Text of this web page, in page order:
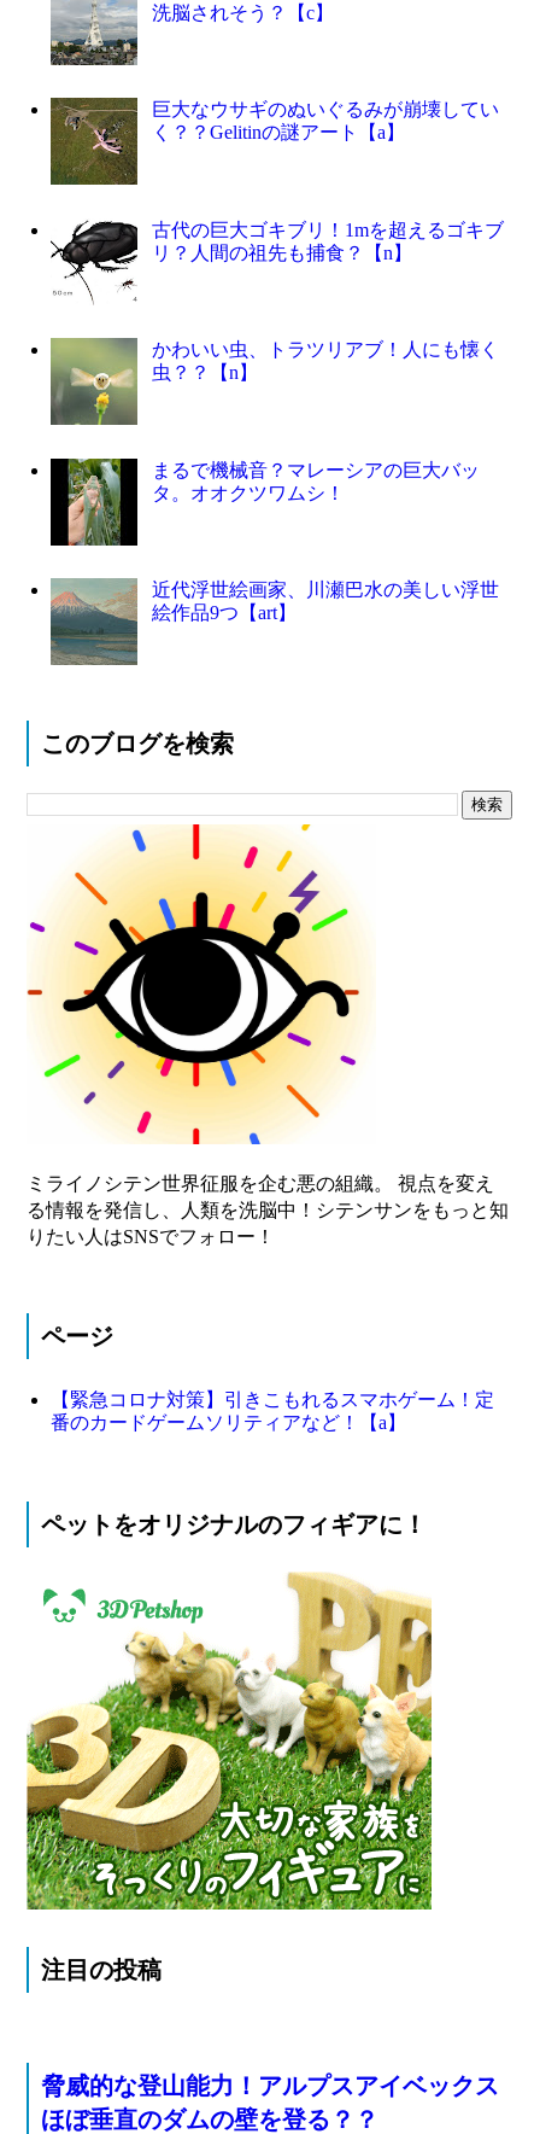
洗脳されそう？【c】
巨大なウサギのぬいぐるみが崩壊してい
く？？Gelitinの謎アート【a】
古代の巨大ゴキブリ！1mを超えるゴキブ
リ？人間の祖先も捕食？【n】
かわいい虫、トラツリアブ！人にも懐く
虫？？【n】
まるで機械音？マレーシアの巨大バッ
タ。オオクツワムシ！
近代浮世絵画家、川瀬巴水の美しい浮世
絵作品9つ【art】
このブログを検索
ミライノシテン世界征服を企む悪の組織。 視点を変え
る情報を発信し、人類を洗脳中！シテンサンをもっと知
りたい人はSNSでフォロー！
ページ
【緊急コロナ対策】引きこもれるスマホゲーム！定
番のカードゲームソリティアなど！【a】
ペットをオリジナルのフィギアに！
注目の投稿
脅威的な登山能力！アルプスアイベックス
ほぼ垂直のダムの壁を登る？？